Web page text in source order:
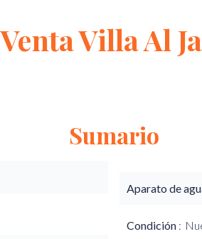
Venta Villa Al
Sumario
Aparato de
Condición